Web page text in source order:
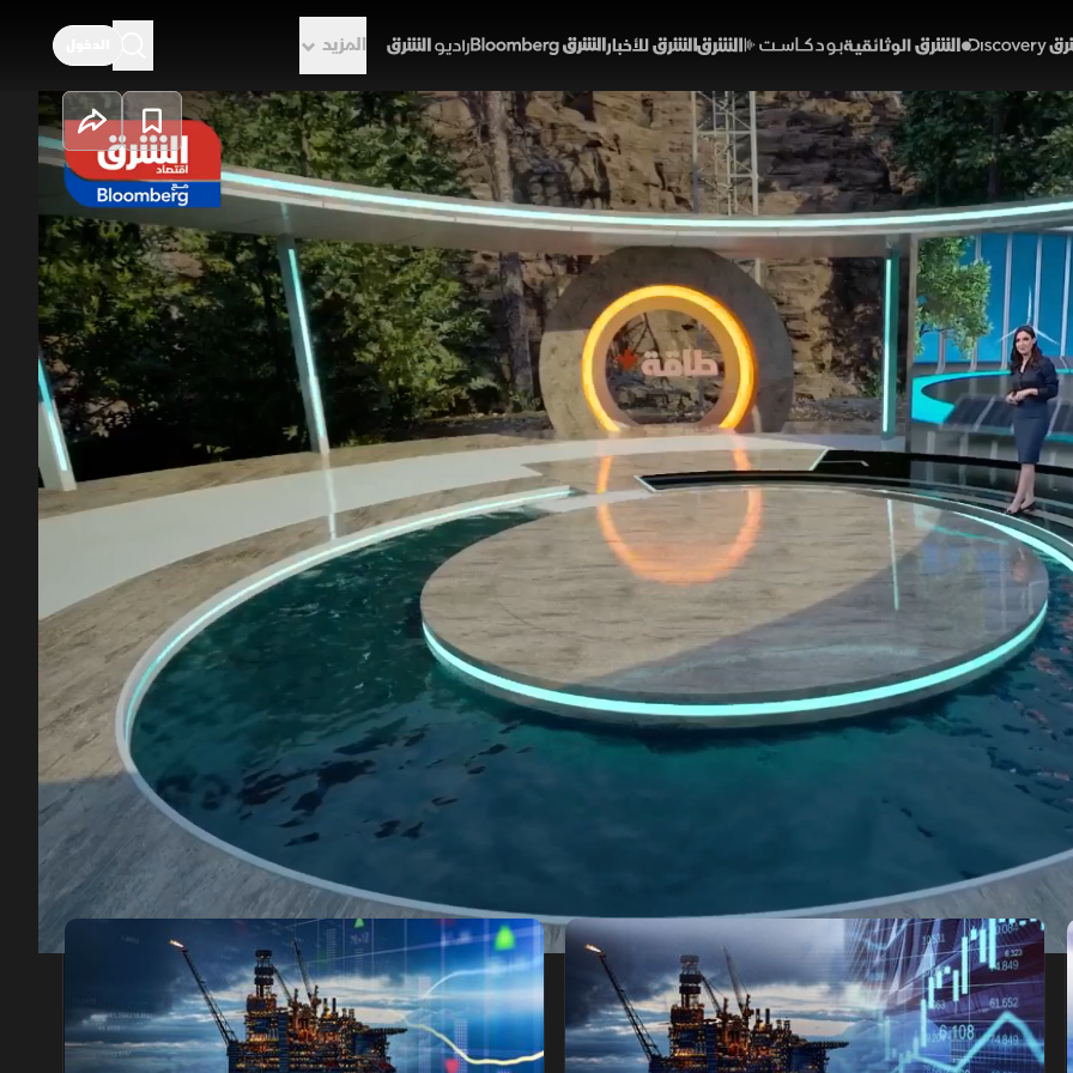
المزيد
00:27/26:47
تترقب "أوبك بلس" بعد هبوط أسعار
26:46 اقتصاد
النفط تراجعها لليوم الثاني على التوالي، حيث هبط خام "برنت" وخام "غرب تكساس الوسيط" إلى مستويات
أدنى من 100 دولارا للبرميل. يأتي هذا الانخفاض مدفوعا بتفاؤل الأسواق بقرب التوصل لاتفاق سلام ينهي الحرب في
مع ترقب الرد الإيراني على عرض ترمب، ما قلص المخاوف من تعطل الإمدادات. وزاد من الضغوط البيعية
الأميركية وتقديم العراق خصومات نفطية للمشترين، وسط إشارات متباينة للطلب الصيني وترقب لقرارات
بلس" لإعادة التوازن للسوق الهش.
طاقة بلس نور عماشة أوبك+ دونالد ترمب إيران أسعار النفط خام برنت